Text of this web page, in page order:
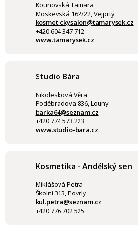
Kounovská Tamara
Moskevská 162/22, Vejprty
kosmetickysalon@tamarysek.cz
+420 604 347 712
www.tamarysek.cz
Studio Bára
Nikolesková Věra
Poděbradova 836, Louny
barka64@seznam.cz
+420 774 573 223
www.studio-bara.cz
Kosmetika - Andělský sen
Miklášová Petra
Školní 313, Povrly
kul.petra@seznam.cz
+420 776 702 525